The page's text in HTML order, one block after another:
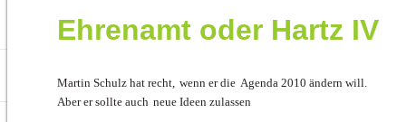
Ehrenamt oder Hartz IV
Martin Schulz hat recht, wenn er die Agenda 2010 ändern will.
Aber er sollte auch neue Ideen zulassen